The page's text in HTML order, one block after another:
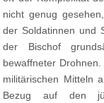
nicht genug
der Soldatinnen und
der Bischof
bewaffneter Drohnen.
militärischen Mitteln
Bezug auf den